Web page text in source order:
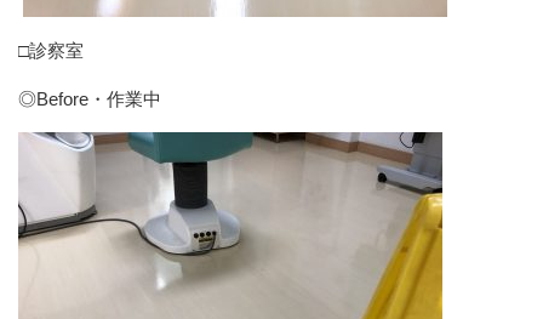
□診察室
◎Before・作業中